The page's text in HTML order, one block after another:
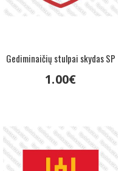
Gediminaičių stulpai skydas SP
1.00€